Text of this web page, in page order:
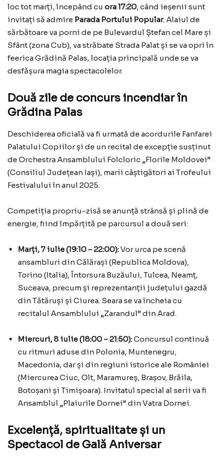
loc tot marți, începând cu ora 17:20, când ieșenii sunt
invitați să admire Parada Portului Popular. Alaiul de
sărbătoare va porni de pe Bulevardul Ștefan cel Mare și
Sfânt (zona Cub), va străbate Strada Palat și se va opri în
feerica Grădină Palas, locația principală unde se va
desfășura magia spectacolelor.
Două zile de concurs incendiar în
Grădina Palas
Deschiderea oficială va fi urmată de acordurile Fanfarei
Palatului Copiilor și de un recital de excepție susținut
de Orchestra Ansamblului Folcloric „Florile Moldovei”
(Consiliul Județean Iași), marii câștigători ai Trofeului
Festivalului în anul 2025.
Competiția propriu-zisă se anunță strânsă și plină de
energie, fiind împărțită pe parcursul a două seri:
Marți, 7 iulie (19:10 – 22:00):Vor urca pe scenă
ansambluri din Călărași (Republica Moldova),
Torino (Italia), Întorsura Buzăului, Tulcea, Neamț,
Suceava, precum și reprezentanții județului gazdă
din Tătăruși și Ciurea. Seara se va încheia cu
recitalul Ansamblului „Zarandul” din Arad.
Miercuri, 8 iulie (18:00 – 21:50):Concursul continuă
cu ritmuri aduse din Polonia, Muntenegru,
Macedonia, dar și din regiuni istorice ale României
(Miercurea Ciuc, Olt, Maramureș, Brașov, Brăila,
Botoșani și Timișoara). Invitatul special al serii va fi
Ansamblul „Plaiurile Dornei” din Vatra Dornei.
Excelență, spiritualitate și un
Spectacol de Gală Aniversar